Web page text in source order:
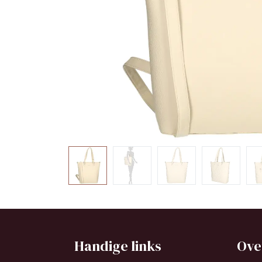
Handige links